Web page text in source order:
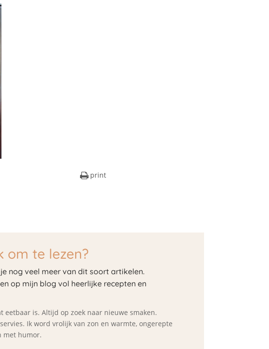
print
om te lezen?
nog veel meer van dit soort artikelen.
op mijn blog vol heerlijke recepten en
eetbaar is. Altijd op zoek naar nieuwe smaken.
Ik word vrolijk van zon en warmte, ongerepte
met humor.